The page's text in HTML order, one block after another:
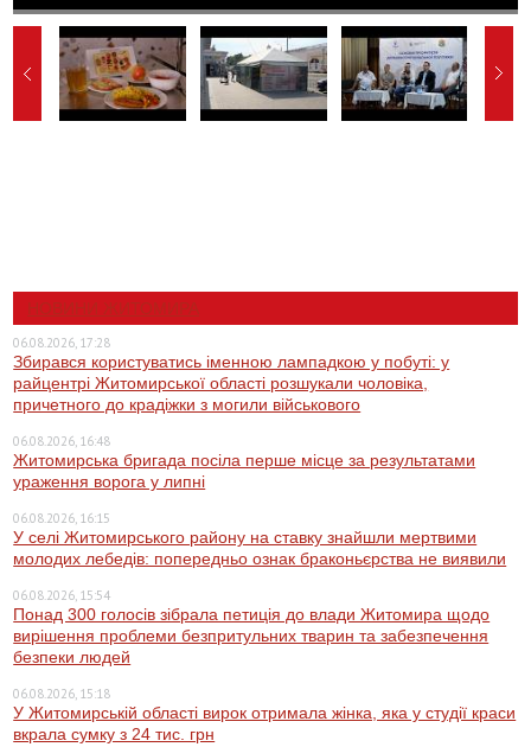
НОВИНИ ЖИТОМИРА
06.08.2026, 17:28
Збирався користуватись іменною лампадкою у побуті: у
райцентрі Житомирської області розшукали чоловіка,
причетного до крадіжки з могили військового
06.08.2026, 16:48
Житомирська бригада посіла перше місце за результатами
ураження ворога у липні
06.08.2026, 16:15
У селі Житомирського району на ставку знайшли мертвими
молодих лебедів: попередньо ознак браконьєрства не виявили
06.08.2026, 15:54
Понад 300 голосів зібрала петиція до влади Житомира щодо
вирішення проблеми безпритульних тварин та забезпечення
безпеки людей
06.08.2026, 15:18
У Житомирській області вирок отримала жінка, яка у студії краси
вкрала сумку з 24 тис. грн